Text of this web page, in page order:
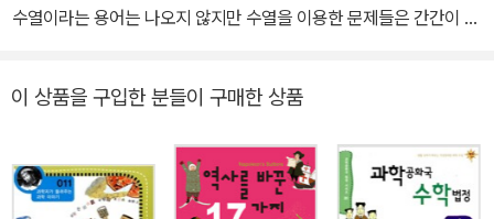
툰으로 그린 [개념 잡는 수학툰 시리즈]를 출간했고, 노벨상 오리지널
아져 나오기를 바라는 마음에서 수학과 과학의 다양한 이론부터 직접
집필한 책과 소설까지, 폭넓은 콘텐츠를 함께 나누는 네이버 카페 정
완상 교수의 [수학·과학 창작 콘텐츠]를 운영하고 있다.
수열이라는 용어는 나오지 않지만 수열을 이용한 문제들은 간간이 나
면서 수학 영재의 꿈을 키워 볼 수 있는 책이다. 이 책의 저자는 위대
한 수학자들이 교실에 아이들을 앉혀 놓은 뒤 일상 속 실험을 통해 그
원리를 하나하나 설명해 가는 식으로 그들의 위대한 수학 이론을 초
등학생부터 이해할 수 있도록 서술했다. 기다란 바게트 빵을 3등분하
이 상품을 구입한 분들이 구매한 상품